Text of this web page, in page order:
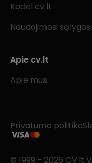
Kodėl cv.lt
Naudojimosi sąlygos
Apie cv.lt
Apie mus
Privatumo politika
© 1999 - 2026 CV.lt